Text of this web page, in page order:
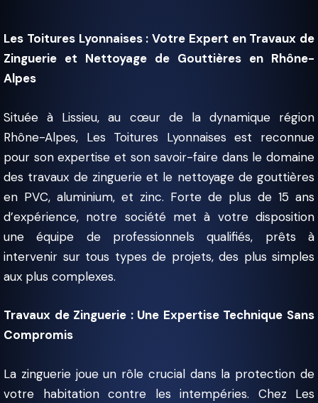
Les Toitures Lyonnaises : Votre Expert en Travaux de
Zinguerie et Nettoyage de Gouttières en Rhône-
Alpes
Située à Lissieu, au cœur de la dynamique région
Rhône-Alpes, Les Toitures Lyonnaises est reconnue
pour son expertise et son savoir-faire dans le domaine
des travaux de zinguerie et le nettoyage de gouttières
en PVC, aluminium, et zinc. Forte de plus de 15 ans
d’expérience, notre société met à votre disposition
une équipe de professionnels qualifiés, prêts à
intervenir sur tous types de projets, des plus simples
aux plus complexes.
Travaux de Zinguerie : Une Expertise Technique Sans
Compromis
La zinguerie joue un rôle crucial dans la protection de
votre habitation contre les intempéries. Chez Les